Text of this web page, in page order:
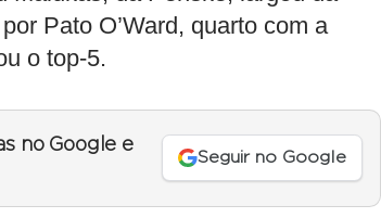
Pato O’Ward, quarto com a
o top-5.
no Google e
Seguir no Google